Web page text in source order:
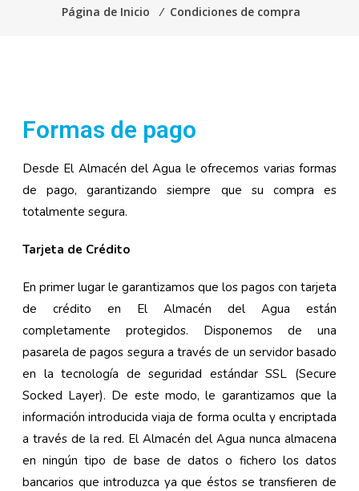
Página de Inicio ⁄ Condiciones de compra
Formas de pago
Desde El Almacén del Agua le ofrecemos varias formas
de pago, garantizando siempre que su compra es
totalmente segura.
Tarjeta de Crédito
En primer lugar le garantizamos que los pagos con tarjeta
de crédito en El Almacén del Agua están
completamente protegidos. Disponemos de una
pasarela de pagos segura a través de un servidor basado
en la tecnología de seguridad estándar SSL (Secure
Socked Layer). De este modo, le garantizamos que la
información introducida viaja de forma oculta y encriptada
a través de la red. El Almacén del Agua nunca almacena
en ningún tipo de base de datos o fichero los datos
bancarios que introduzca ya que éstos se transfieren de